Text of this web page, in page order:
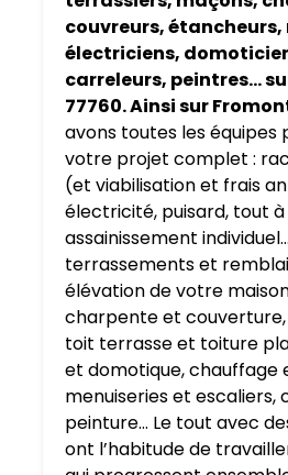
couvreurs, étancheurs,
électriciens,
carreleurs, peintres…
77760. Ainsi sur
avons toutes les équipes
votre projet complet :
(et viabilisation et frais
électricité, puisard, tout à
assainissement
terrassements et
élévation de votre
charpente et
toit terrasse et toiture
et domotique, chauffage
menuiseries et escaliers,
peinture… Le tout avec
ont l’habitude de